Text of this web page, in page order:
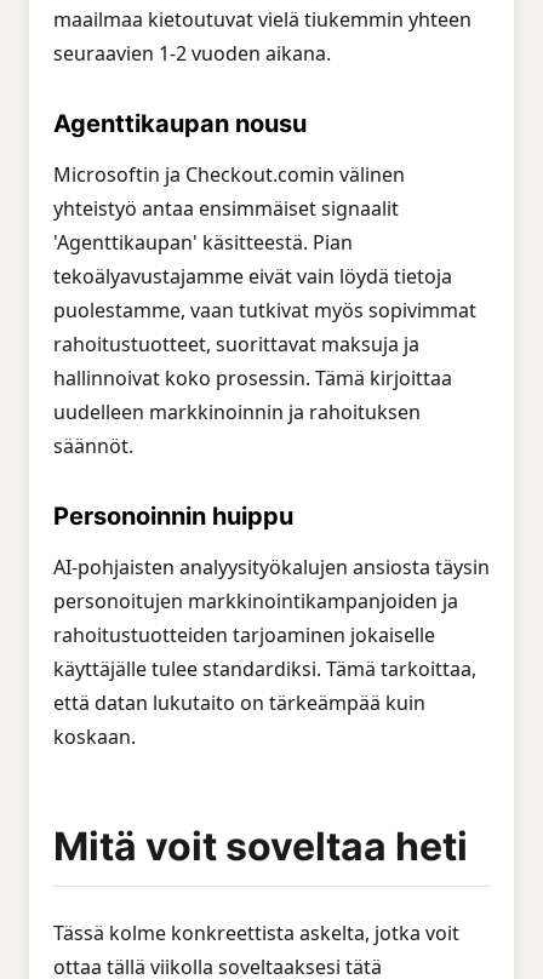
maailmaa kietoutuvat vielä tiukemmin yhteen
seuraavien 1-2 vuoden aikana.
Agenttikaupan nousu
Microsoftin ja Checkout.comin välinen
yhteistyö antaa ensimmäiset signaalit
'Agenttikaupan' käsitteestä. Pian
tekoälyavustajamme eivät vain löydä tietoja
puolestamme, vaan tutkivat myös sopivimmat
rahoitustuotteet, suorittavat maksuja ja
hallinnoivat koko prosessin. Tämä kirjoittaa
uudelleen markkinoinnin ja rahoituksen
säännöt.
Personoinnin huippu
AI-pohjaisten analyysityökalujen ansiosta täysin
personoitujen markkinointikampanjoiden ja
rahoitustuotteiden tarjoaminen jokaiselle
käyttäjälle tulee standardiksi. Tämä tarkoittaa,
että datan lukutaito on tärkeämpää kuin
koskaan.
Mitä voit soveltaa heti
Tässä kolme konkreettista askelta, jotka voit
ottaa tällä viikolla soveltaaksesi tätä